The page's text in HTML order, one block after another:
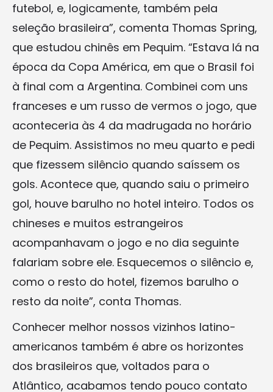
futebol, e, logicamente, também pela
seleção brasileira”, comenta Thomas Spring,
que estudou chinês em Pequim. “Estava lá na
época da Copa América, em que o Brasil foi
à final com a Argentina. Combinei com uns
franceses e um russo de vermos o jogo, que
aconteceria às 4 da madrugada no horário
de Pequim. Assistimos no meu quarto e pedi
que fizessem silêncio quando saíssem os
gols. Acontece que, quando saiu o primeiro
gol, houve barulho no hotel inteiro. Todos os
chineses e muitos estrangeiros
acompanhavam o jogo e no dia seguinte
falariam sobre ele. Esquecemos o silêncio e,
como o resto do hotel, fizemos barulho o
resto da noite”, conta Thomas.
Conhecer melhor nossos vizinhos latino-
americanos também é abre os horizontes
dos brasileiros que, voltados para o
Atlântico, acabamos tendo pouco contato